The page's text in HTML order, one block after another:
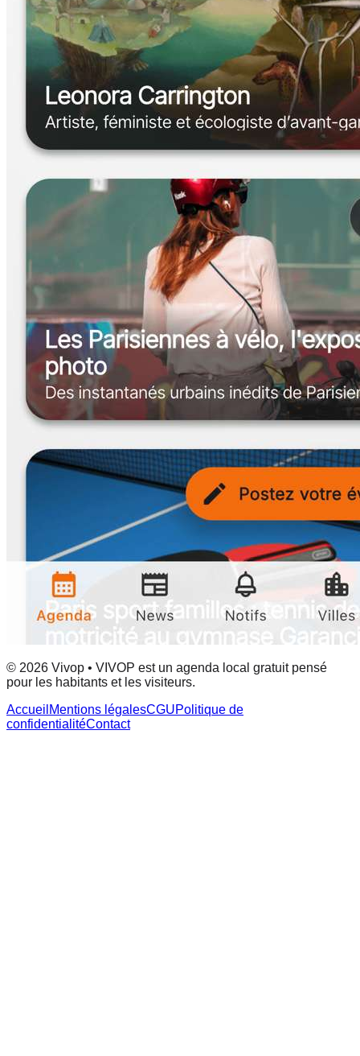
© 2026 Vivop • VIVOP est un agenda local gratuit pensé
pour les habitants et les visiteurs.
Accueil Mentions légalesCGUPolitique de
confidentialitéContact